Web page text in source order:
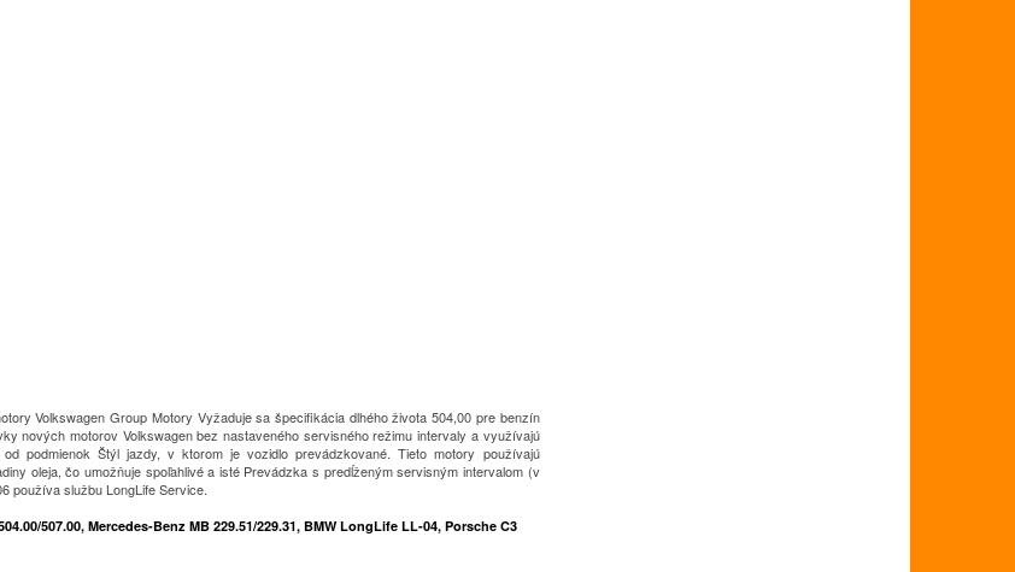
Volkswagen Group Motory Vyžaduje sa špecifikácia dlhého života 504,00 pre benzín
nových motorov Volkswagen bez nastaveného servisného režimu intervaly a využívajú
podmienok Štýl jazdy, v ktorom je vozidlo prevádzkované. Tieto motory používajú
oleja, čo umožňuje spoľahlivé a isté Prevádzka s predĺženým servisným intervalom (v
používa službu LongLife Service.
507.00, Mercedes-Benz MB 229.51/229.31, BMW LongLife LL-04, Porsche C3